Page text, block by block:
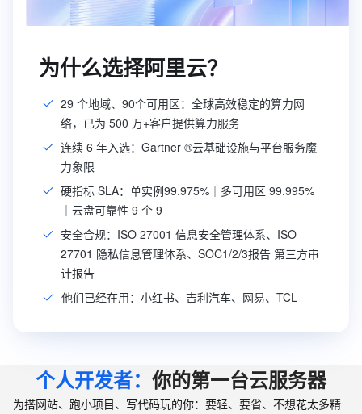
为什么选择阿里云？
29 个地域、90个可用区：全球高效稳定的算力网
络，已为 500 万+客户提供算力服务
连续 6 年入选：Gartner ®云基础设施与平台服务魔
力象限
硬指标 SLA：单实例99.975%｜多可用区 99.995%
｜云盘可靠性 9 个 9
安全合规：ISO 27001 信息安全管理体系、ISO
27701 隐私信息管理体系、SOC1/2/3报告 第三方审
计报告
他们已经在用：小红书、吉利汽车、网易、TCL
个人开发者： 你的第一台云服务器
为搭网站、跑小项目、写代码玩的你：要轻、要省、不想花太多精